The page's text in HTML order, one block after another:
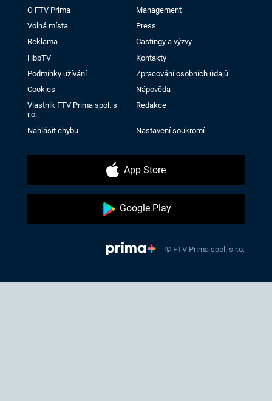
O FTV Prima
Management
Volná místa
Press
Reklama
Castingy a výzvy
HbbTV
Kontakty
Podmínky užívání
Zpracování osobních údajů
Cookies
Nápověda
Vlastník FTV Prima spol. s
r.o.
Redakce
Nahlásit chybu Nastavení soukromí
App Store
Google Play
© FTV Prima spol. s r.o.